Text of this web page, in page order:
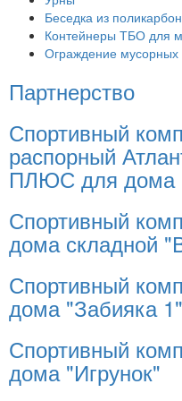
Беседка из
Контейнеры ТБО для
Ограждение
Партнерство
Спортивный
распорный
ПЛЮС для дома
Спортивный
дома складной
Спортивный
дома "Забияка 1"
Спортивный
дома "Игрунок"